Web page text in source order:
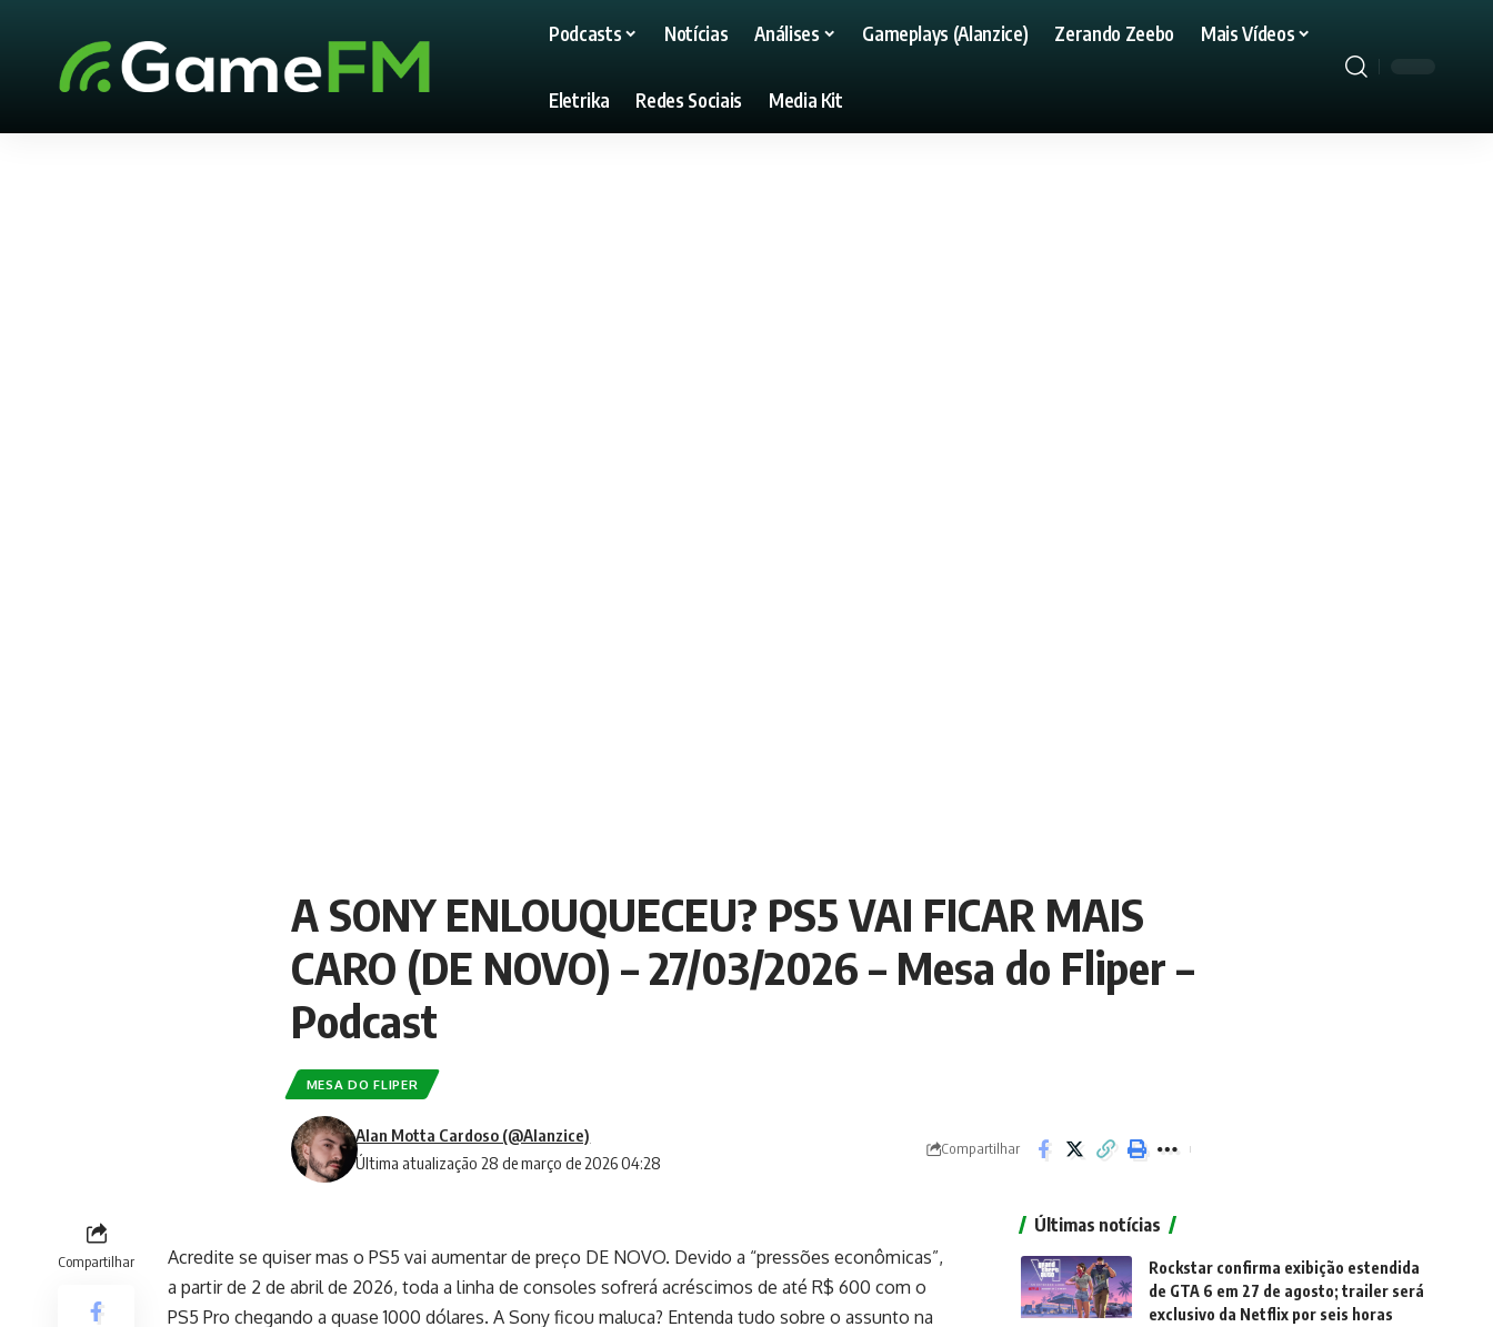
Podcasts Notícias Análises Gameplays (Alanzice) Zerando Zeebo Mais Vídeos
Eletrika Redes Sociais Media Kit
A SONY ENLOUQUECEU? PS5 VAI FICAR MAIS
CARO (DE NOVO) – 27/03/2026 – Mesa do Fliper –
Podcast
MESA DO FLIPER
Última atualização 28 de março de 2026 04:28
Alan Motta Cardoso (@Alanzice)
Compartilhar
Compartilhar
Acredite se quiser mas o PS5 vai aumentar de preço DE NOVO. Devido a “pressões econômicas”,
a partir de 2 de abril de 2026, toda a linha de consoles sofrerá acréscimos de até R$ 600 com o
PS5 Pro chegando a quase 1000 dólares. A Sony ficou maluca? Entenda tudo sobre o assunto na
Últimas notícias
Rockstar confirma exibição estendida
de GTA 6 em 27 de agosto; trailer será
exclusivo da Netflix por seis horas